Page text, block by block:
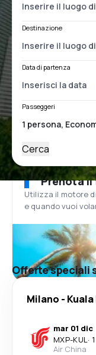
Destinazione
Data di partenza
Passeggeri
Cerca
Prenota
Utilizza il motore
e quando vuoi
Offerte speciali
Milano -
mar 01 dic
MXP-KUL·
Air China